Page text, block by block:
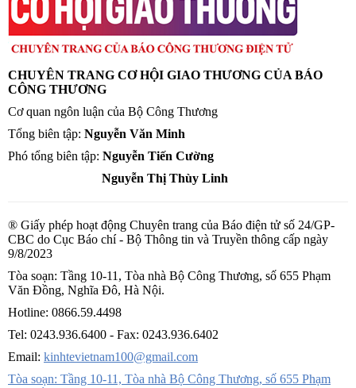
CHUYÊN TRANG CƠ HỘI GIAO THƯƠNG CỦA BÁO
CÔNG THƯƠNG
Cơ quan ngôn luận của Bộ Công Thương
Tổng biên tập: Nguyễn Văn Minh
Phó tổng biên tập: Nguyễn Tiến Cường
Nguyễn Thị Thùy Linh
® Giấy phép hoạt động Chuyên trang của Báo điện tử số 24/GP-
CBC do Cục Báo chí - Bộ Thông tin và Truyền thông cấp ngày
9/8/2023
Tòa soạn: Tầng 10-11, Tòa nhà Bộ Công Thương, số 655 Phạm
Văn Đồng, Nghĩa Đô, Hà Nội.
Hotline: 0866.59.4498
Tel: 0243.936.6400 - Fax: 0243.936.6402
Email: kinhtevietnam100@gmail.com
Tòa soạn: Tầng 10-11, Tòa nhà Bộ Công Thương, số 655 Phạm